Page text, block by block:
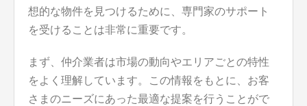
想的な物件を見つけるために、専門家のサポート
を受けることは非常に重要です。
まず、仲介業者は市場の動向やエリアごとの特性
をよく理解しています。この情報をもとに、お客
さまのニーズにあった最適な提案を行うことがで